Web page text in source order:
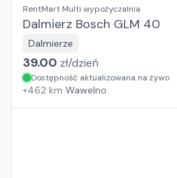
RentMart Multi wypożyczalnia
Dalmierz Bosch GLM 40
Dalmierze
39.00 zł/dzień
Dostępność aktualizowana na żywo
+462 km Wawelno